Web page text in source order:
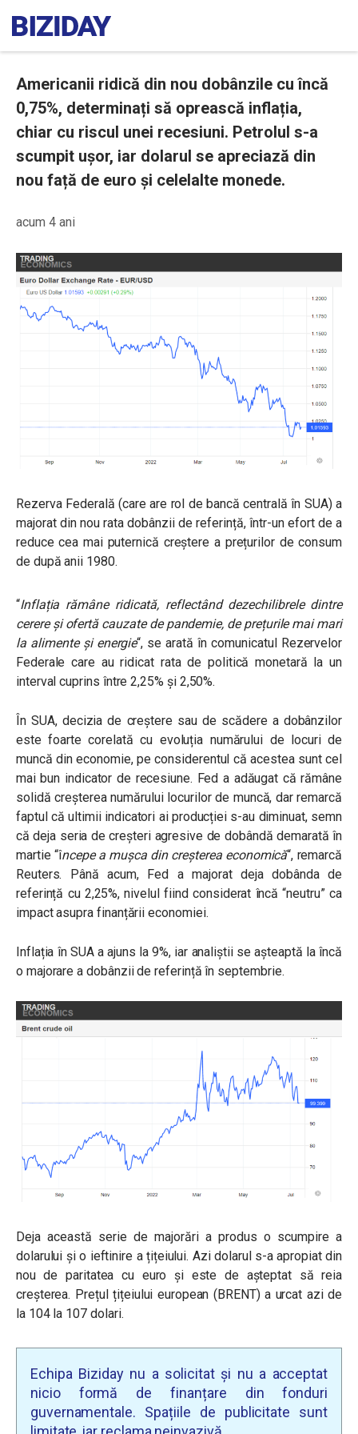
Americanii ridică din nou dobânzile cu încă
0,75%, determinați să oprească inflația,
chiar cu riscul unei recesiuni. Petrolul s-a
scumpit ușor, iar dolarul se apreciază din
nou față de euro și celelalte monede.
acum 4 ani
Rezerva Federală (care are rol de bancă centrală în SUA) a
majorat din nou rata dobânzii de referință, într-un efort de a
reduce cea mai puternică creștere a prețurilor de consum
de după anii 1980.
“Inflația rămâne ridicată, reflectând dezechilibrele dintre
cerere și ofertă cauzate de pandemie, de prețurile mai mari
la alimente și energie“, se arată în comunicatul Rezervelor
Federale care au ridicat rata de politică monetară la un
interval cuprins între 2,25% și 2,50%.
În SUA, decizia de creștere sau de scădere a dobânzilor
este foarte corelată cu evoluția numărului de locuri de
muncă din economie, pe considerentul că acestea sunt cel
mai bun indicator de recesiune. Fed a adăugat că rămâne
solidă creșterea numărului locurilor de muncă, dar remarcă
faptul că ultimii indicatori ai producției s-au diminuat, semn
că deja seria de creșteri agresive de dobândă demarată în
martie “începe a mușca din creșterea economică“, remarcă
Reuters. Până acum, Fed a majorat deja dobânda de
referință cu 2,25%, nivelul fiind considerat încă “neutru” ca
impact asupra finanțării economiei.
Inflația în SUA a ajuns la 9%, iar analiștii se așteaptă la încă
o majorare a dobânzii de referință în septembrie.
Deja această serie de majorări a produs o scumpire a
dolarului și o ieftinire a țițeiului. Azi dolarul s-a apropiat din
nou de paritatea cu euro și este de așteptat să reia
creșterea. Prețul țițeiului european (BRENT) a urcat azi de
la 104 la 107 dolari.
Echipa Biziday nu a solicitat și nu a acceptat
nicio formă de finanțare din fonduri
guvernamentale. Spațiile de publicitate sunt